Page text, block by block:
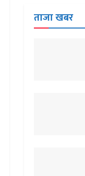
ताजा खबर